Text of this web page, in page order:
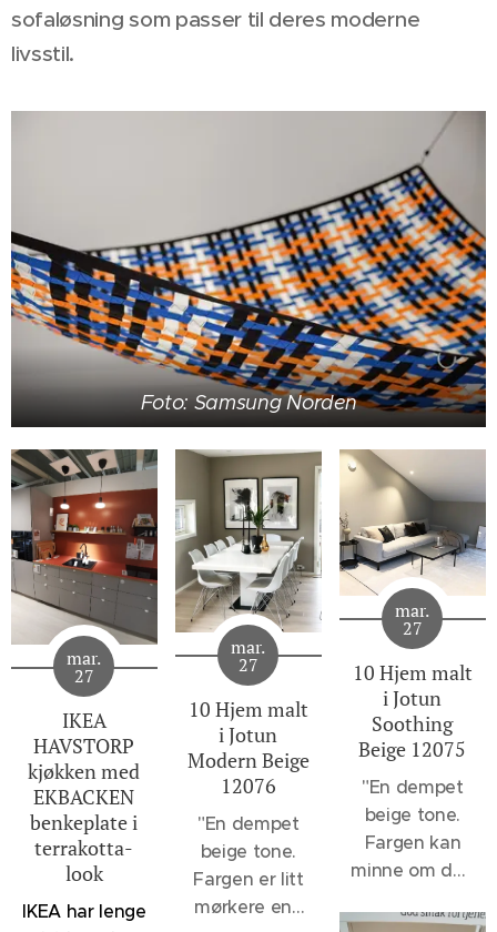
sofaløsning som passer til deres moderne
livsstil.
Foto: Samsung Norden
mar.
27
IKEA
HAVSTORP
kjøkken med
EKBACKEN
benkeplate i
terrakotta-
look
IKEA har lenge
mar.
27
10 Hjem malt
i Jotun
Modern Beige
12076
"En dempet
beige tone.
Fargen er litt
mørkere enn
mar.
27
10 Hjem malt
i Jotun
Soothing
Beige 12075
"En dempet
beige tone.
Fargen kan
minne om den
Sand, men vil